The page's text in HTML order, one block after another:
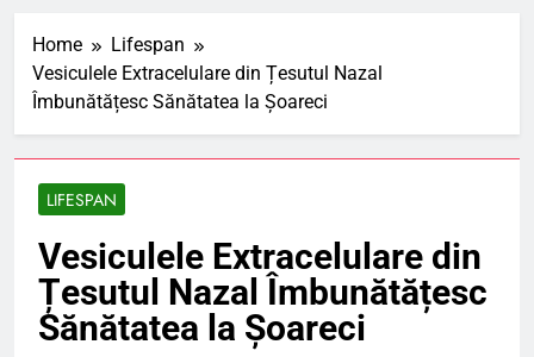
Home
Lifespan
Vesiculele Extracelulare din Țesutul Nazal
Îmbunătățesc Sănătatea la Șoareci
LIFESPAN
Vesiculele Extracelulare din
Țesutul Nazal Îmbunătățesc
Sănătatea la Șoareci